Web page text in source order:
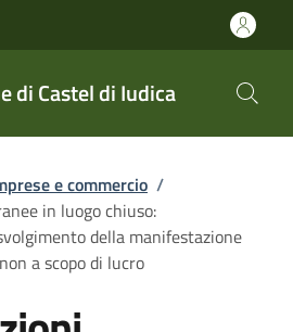
di Castel di Iudica
e commercio /
in luogo chiuso:
della manifestazione
a scopo di lucro